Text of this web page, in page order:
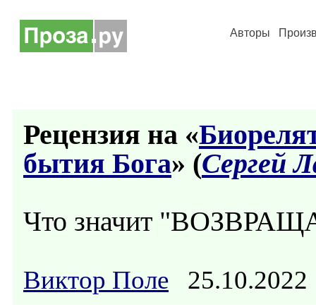
Авторы
Рецензия на «
бытия Бога» (Сергей
Что значит
Виктор Поле